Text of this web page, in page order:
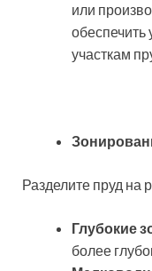
или
обеспечить
участкам
Разделите пруд на
Глубокие
более